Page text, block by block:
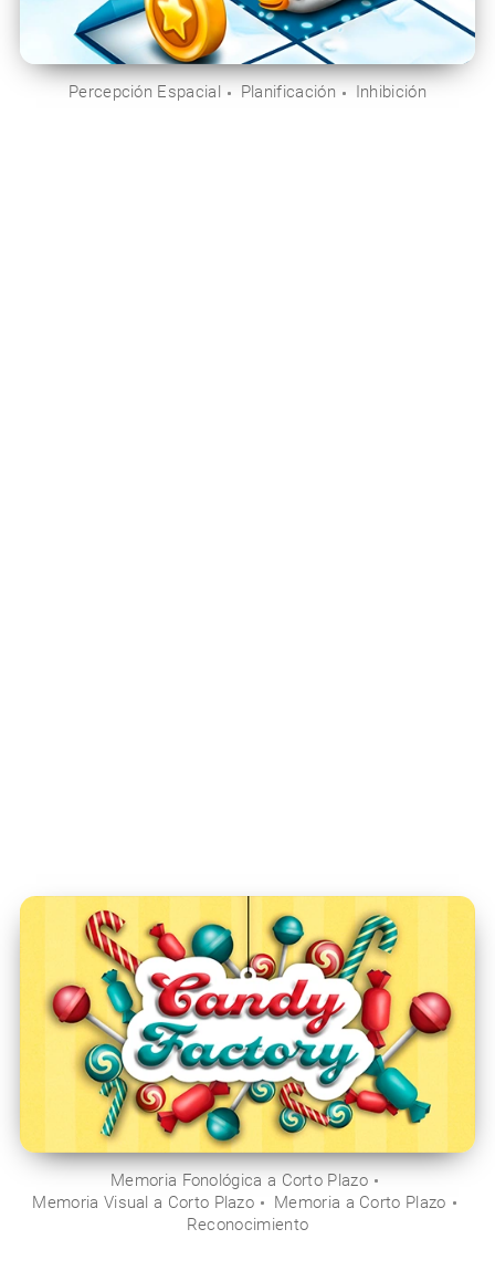
Percepción Espacial Planificación Inhibición
Memoria Fonológica a Corto Plazo
Memoria Visual a Corto Plazo
Memoria a Corto Plazo
Reconocimiento